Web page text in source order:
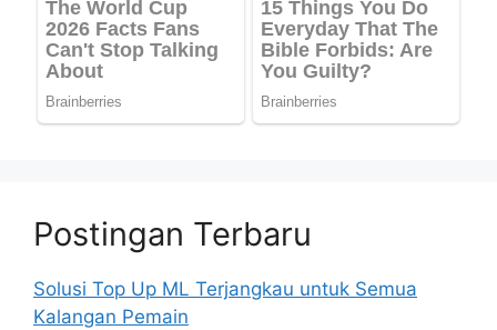
Postingan Terbaru
Solusi Top Up ML Terjangkau untuk Semua
Kalangan Pemain